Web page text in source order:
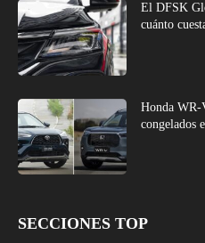
El DFSK
cuánto
Honda WR-
congelados
SECCIONES TOP